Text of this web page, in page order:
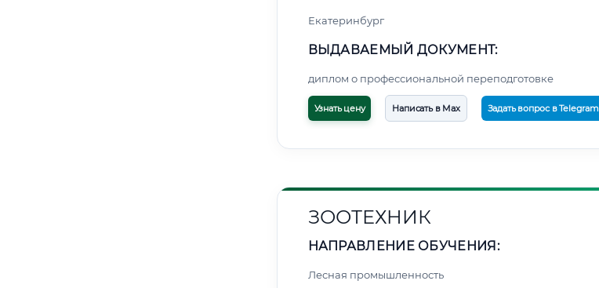
Екатеринбург
ВЫДАВАЕМЫЙ ДОКУМЕНТ:
диплом о профессиональной переподготовке
Узнать цену Написать в Max Задать вопрос в Telegram
ЗООТЕХНИК
НАПРАВЛЕНИЕ ОБУЧЕНИЯ:
Лесная промышленность